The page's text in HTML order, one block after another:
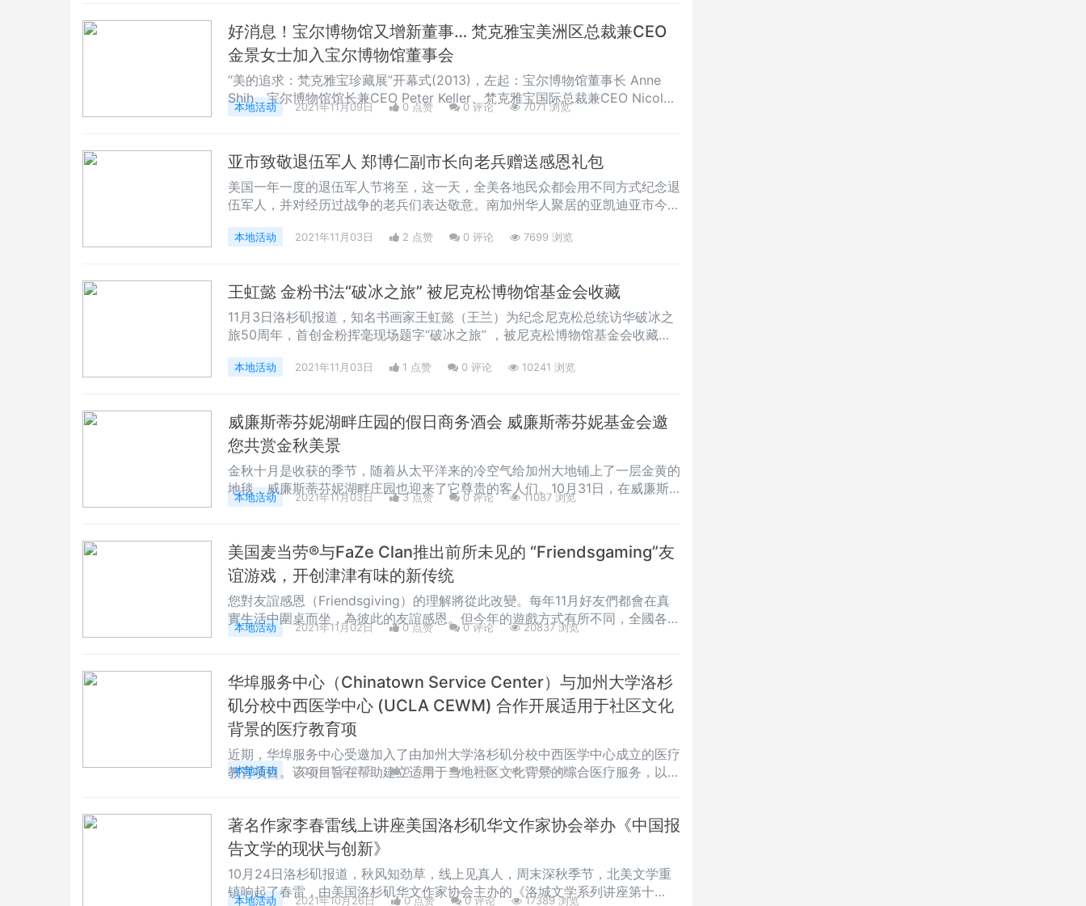
演、角色扮演cosplay比赛
好消息！宝尔博物馆又增新董事… 梵克雅宝美洲区总裁兼CEO
金景女士加入宝尔博物馆董事会
“美的追求：梵克雅宝珍藏展”开幕式(2013)，左起：宝尔博物馆董事长 Anne
Shih、宝尔博物馆馆长兼CEO Peter Keller、梵克雅宝国际总裁兼CEO Nicolas
Bos、梵克雅宝美洲区副总裁（现任美洲区总裁兼CEO）Helen King (金景)图
洲区总裁兼CEO金景女士(Helen
本地活动 2021年11月09日 0 点赞 0 评论 7071 浏览
亚市致敬退伍军人 郑博仁副市长向老兵赠送感恩礼包
美国一年一度的退伍军人节将至，这一天，全美各地民众都会用不同方式纪念退
伍军人，并对经历过战争的老兵们表达敬意。南加州华人聚居的亚凯迪亚市今年
Esq.) 近一个多月来，更是积极多方征集居住在该市的退伍军人名单，以便在节
本地活动 2021年11月03日 2 点赞 0 评论 7699 浏览
王虹懿 金粉书法“破冰之旅” 被尼克松博物馆基金会收藏
11月3日洛杉矶报道，知名书画家王虹懿（王兰）为纪念尼克松总统访华破冰之
旅50周年，首创金粉挥毫现场题字“破冰之旅” ，被尼克松博物馆基金会收藏，
松博物馆隆重举行。尼克松博物馆vice president Jim Byron、华人著名慈善家
本地活动 2021年11月03日 1 点赞 0 评论 10241 浏览
威廉斯蒂芬妮湖畔庄园的假日商务酒会 威廉斯蒂芬妮基金会邀
您共赏金秋美景
金秋十月是收获的季节，随着从太平洋来的冷空气给加州大地铺上了一层金黄的
地毯，威廉斯蒂芬妮湖畔庄园也迎来了它尊贵的客人们。10月31日，在威廉斯
蒂芬妮基金会创始人Ling Sieu女士的发起和组织下，印度尼西亚共和国驻洛杉
人、作家Dolf de Roos先生、著名企业家、慈善家黄春华先生、美国石英集团
董事长胡巧敏先生
本地活动 2021年11月03日 3 点赞 0 评论 11087 浏览
美国麦当劳®与FaZe Clan推出前所未见的 “Friendsgaming”友
谊游戏，开创津津有味的新传统
您對友誼感恩（Friendsgiving）的理解將從此改變。每年11月好友們都會在真
實生活中圍桌而坐，為彼此的友誼感恩。但今年的遊戲方式有所不同，全國各地
的玩家將通過網絡在我們舉辦的盛會中與線上好友共同慶祝。美國麥當勞®與從
合作，共同主辦這場史無前例的Friendsgaming友誼遊戲。這項津津有味的新傳
統來自於
本地活动 2021年11月02日 0 点赞 0评论 20837 浏览
华埠服务中心（Chinatown Service Center）与加州大学洛杉
矶分校中西医学中心 (UCLA CEWM) 合作开展适用于社区文化
背景的医疗教育项
近期，华埠服务中心受邀加入了由加州大学洛杉矶分校中西医学中心成立的医疗
教育项目。该项目旨在帮助建立适用于当地社区文化背景的综合医疗服务，以改
目前，该机构在洛县各市共设有5家服务中心，提供医疗、牙科、行为健康和光
学眼科等健康服务，以及社会福利申请、老人日间照顾、青
本地活动 2021年10月27日 0 点赞 0评论 11166 浏览
著名作家李春雷线上讲座美国洛杉矶华文作家协会举办《中国报
告文学的现状与创新》
10月24日洛杉矶报道，秋风知劲草，线上见真人，周末深秋季节，北美文学重
镇响起了春雷，由美国洛杉矶华文作家协会主办的《洛城文学系列讲座第十
本地活动 2021年10月26日 0 点赞 0评论 17389 浏览